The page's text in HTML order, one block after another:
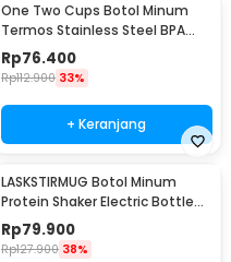
One Two Cups Botol Minum
Termos Stainless Steel BPA
Free 400ml - K623
Rp76.400
Rp112.900 33%
+ Keranjang
LASKSTIRMUG Botol Minum
Protein Shaker Electric Bottle
BPA Free 480ml - 1505
Rp79.900
Rp127.900 38%